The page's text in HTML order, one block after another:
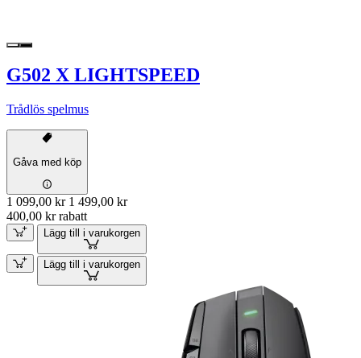
G502 X LIGHTSPEED
Trådlös spelmus
Gåva med köp
1 099,00 kr 1 499,00 kr
400,00 kr rabatt
Lägg till i varukorgen
Lägg till i varukorgen